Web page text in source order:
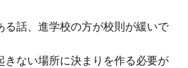
る話、進学校の方が校則が緩いで
きない場所に決まりを作る必要が